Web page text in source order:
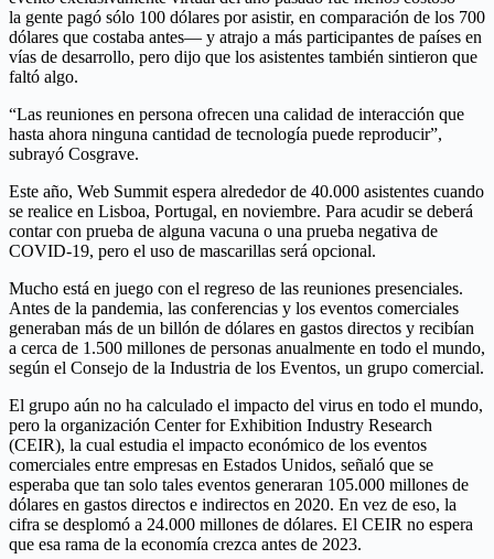
la gente pagó sólo 100 dólares por asistir, en comparación de los 700
dólares que costaba antes— y atrajo a más participantes de países en
vías de desarrollo, pero dijo que los asistentes también sintieron que
faltó algo.
“Las reuniones en persona ofrecen una calidad de interacción que
hasta ahora ninguna cantidad de tecnología puede reproducir”,
subrayó Cosgrave.
Este año, Web Summit espera alrededor de 40.000 asistentes cuando
se realice en Lisboa, Portugal, en noviembre. Para acudir se deberá
contar con prueba de alguna vacuna o una prueba negativa de
COVID-19, pero el uso de mascarillas será opcional.
Mucho está en juego con el regreso de las reuniones presenciales.
Antes de la pandemia, las conferencias y los eventos comerciales
generaban más de un billón de dólares en gastos directos y recibían
a cerca de 1.500 millones de personas anualmente en todo el mundo,
según el Consejo de la Industria de los Eventos, un grupo comercial.
El grupo aún no ha calculado el impacto del virus en todo el mundo,
pero la organización Center for Exhibition Industry Research
(CEIR), la cual estudia el impacto económico de los eventos
comerciales entre empresas en Estados Unidos, señaló que se
esperaba que tan solo tales eventos generaran 105.000 millones de
dólares en gastos directos e indirectos en 2020. En vez de eso, la
cifra se desplomó a 24.000 millones de dólares. El CEIR no espera
que esa rama de la economía crezca antes de 2023.